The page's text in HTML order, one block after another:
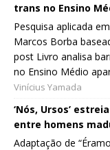
trans no Ensino
Pesquisa aplicada
Marcos Borba
post Livro analisa
no Ensino Médio
Vinícius Yamada
‘Nós, Ursos’
entre homens
Adaptação de